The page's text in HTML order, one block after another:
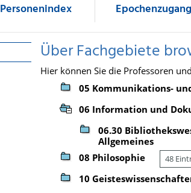
Personenindex Epochenzugang
Über Fachgebiete
Hier können Sie die Professoren
05 Kommunikations-
06 Information und
06.30
Allgemeines
08 Philosophie 48
10